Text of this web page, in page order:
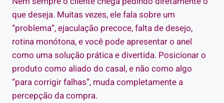
que deseja. Muitas vezes, ele fala sobre um
“problema”, ejaculação precoce, falta de desejo,
rotina monótona, e você pode apresentar o anel
como uma solução prática e divertida. Posicionar o
produto como aliado do casal, e não como algo
“para corrigir falhas”, muda completamente a
percepção da compra.